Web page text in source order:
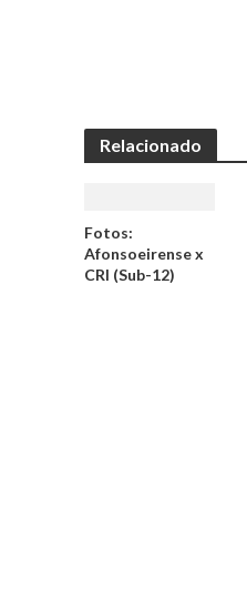
Relacionado
Fotos:
Afonsoeirense x
CRI (Sub-12)